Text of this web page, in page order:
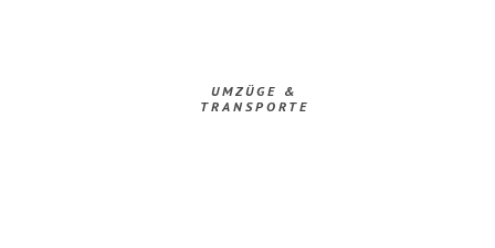
UMZÜGE &
TRANSPORTE